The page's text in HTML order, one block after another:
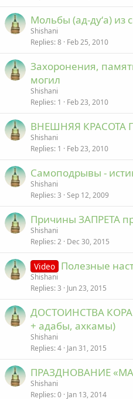
Мольбы (ад-ду‘а) из
Shishani
Replies 8 Feb 25, 2010
Захоронения,
могил
Shishani
Replies 1 Feb 23, 2010
ВНЕШНЯЯ КРАСОТА
Shishani
Replies 1 Feb 23, 2010
Самоподрывы -
Shishani
Replies 3 Sep 12, 2009
Причины ЗАПРЕТА
Shishani
Replies 2 Dec 30, 2015
Video Полезные
Shishani
Replies 3 Jun 23, 2015
ДОСТОИНСТВА
+ адабы, ахкамы)
Shishani
Replies 4 Jan 31, 2015
ПРАЗДНОВАНИЕ
Shishani
Replies 0 Jan 13, 2014